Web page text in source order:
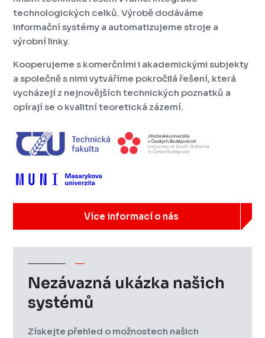
technologických celků. Výrobě dodáváme
informační systémy a automatizujeme stroje a
výrobní linky.
Kooperujeme s komerčními i akademickými subjekty
a společně s nimi vytváříme pokročilá řešení, která
vycházejí z nejnovějších technických poznatků a
opírají se o kvalitní teoretická zázemí.
Více informací o nás
Nezávazná ukázka našich
systémů
Získejte přehled o možnostech našich